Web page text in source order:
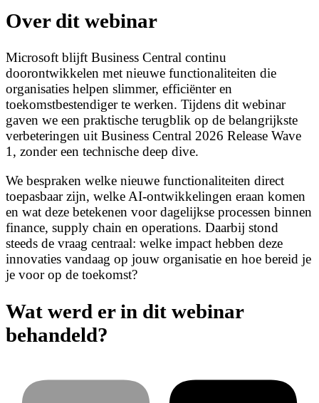
Over dit webinar
Microsoft blijft Business Central continu
doorontwikkelen met nieuwe functionaliteiten die
organisaties helpen slimmer, efficiënter en
toekomstbestendiger te werken. Tijdens dit webinar
gaven we een praktische terugblik op de belangrijkste
verbeteringen uit Business Central 2026 Release Wave
1, zonder een technische deep dive.
We bespraken welke nieuwe functionaliteiten direct
toepasbaar zijn, welke AI-ontwikkelingen eraan komen
en wat deze betekenen voor dagelijkse processen binnen
finance, supply chain en operations. Daarbij stond
steeds de vraag centraal: welke impact hebben deze
innovaties vandaag op jouw organisatie en hoe bereid je
je voor op de toekomst?
Wat werd er in dit webinar
behandeld?